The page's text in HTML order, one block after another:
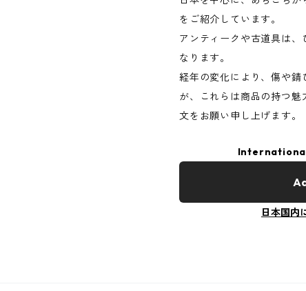
をご紹介しています。
アンティークや古道具は
なります。
経年の変化により、傷や
が、これらは商品の持つ
文をお願い申し上げます。
日本国内